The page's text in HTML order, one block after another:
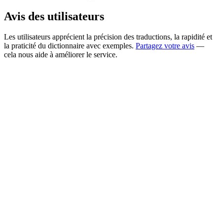
Avis des utilisateurs
Les utilisateurs apprécient la précision des traductions, la rapidité et
la praticité du dictionnaire avec exemples. Partagez votre avis —
cela nous aide à améliorer le service.